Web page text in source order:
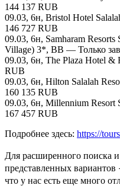
144 137 RUB
09.03, 6н, Bristol Hotel
146 727 RUB
09.03, 6н, Samharam Resorts
Village) 3*, BB — Только
09.03, 6н, The Plaza Hotel &
RUB
09.03, 6н, Hilton Salalah
160 135 RUB
09.03, 6н, Millennium
167 457 RUB
Подробнее здесь: https://
Для расширенного поиска
представленных
что у нас есть еще много